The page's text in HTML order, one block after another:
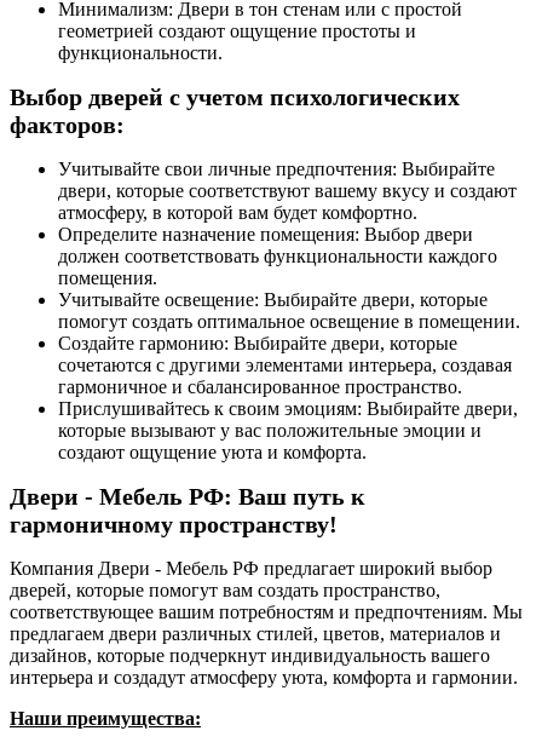
Минимализм: Двери в тон стенам или с простой
геометрией создают ощущение простоты и
функциональности.
Выбор дверей с учетом психологических
факторов:
Учитывайте свои личные предпочтения: Выбирайте
двери, которые соответствуют вашему вкусу и создают
атмосферу, в которой вам будет комфортно.
Определите назначение помещения: Выбор двери
должен соответствовать функциональности каждого
помещения.
Учитывайте освещение: Выбирайте двери, которые
помогут создать оптимальное освещение в помещении.
Создайте гармонию: Выбирайте двери, которые
сочетаются с другими элементами интерьера, создавая
гармоничное и сбалансированное пространство.
Прислушивайтесь к своим эмоциям: Выбирайте двери,
которые вызывают у вас положительные эмоции и
создают ощущение уюта и комфорта.
Двери - Мебель РФ: Ваш путь к
гармоничному пространству!
Компания Двери - Мебель РФ предлагает широкий выбор
дверей, которые помогут вам создать пространство,
соответствующее вашим потребностям и предпочтениям. Мы
предлагаем двери различных стилей, цветов, материалов и
дизайнов, которые подчеркнут индивидуальность вашего
интерьера и создадут атмосферу уюта, комфорта и гармонии.
Наши преимущества: